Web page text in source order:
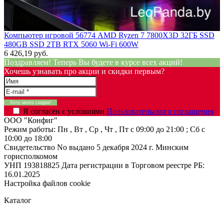
Компьютер игровой 56774 AMD Ryzen 7 7800X3D 32ГБ SSD
480GB SSD 2TB RTX 5060 Wi-Fi 600W
6 426,19 руб.
Поздравляем! Теперь Вы будете в курсе всех акций!
Хочешь узнавать про акции и скидки первым?
Я согласен с условиями Пользовательского соглашения
ООО "Конфиг"
Режим работы: Пн , Вт , Ср , Чт , Пт c 09:00 до 21:00 ; Сб c
10:00 до 18:00
Свидетельство No выдано 5 декабря 2024 г. Минским
горисполкомом
УНП 193818825 Дата регистрации в Торговом реестре РБ:
16.01.2025
Настройка файлов cookie
Каталог